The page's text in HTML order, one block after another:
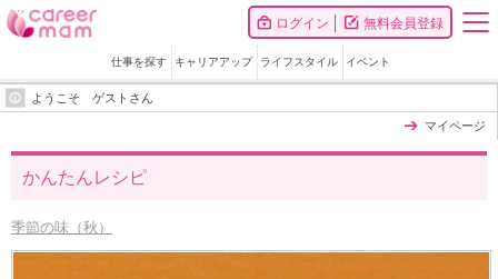
ログイン 無料会員登録
仕事を探す キャリアアップ ライフスタイル イベント
ようこそ ゲストさん
マイページ
かんたんレシピ
季節の味（秋）